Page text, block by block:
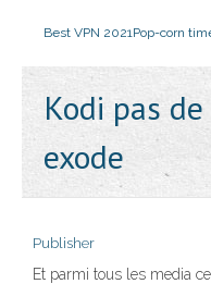
Best VPN 2021Pop-corn
Kodi pas
exode
Publisher
Et parmi tous les media